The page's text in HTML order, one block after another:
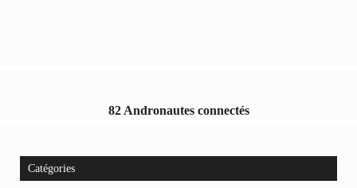
82 Andronautes connectés
Catégories